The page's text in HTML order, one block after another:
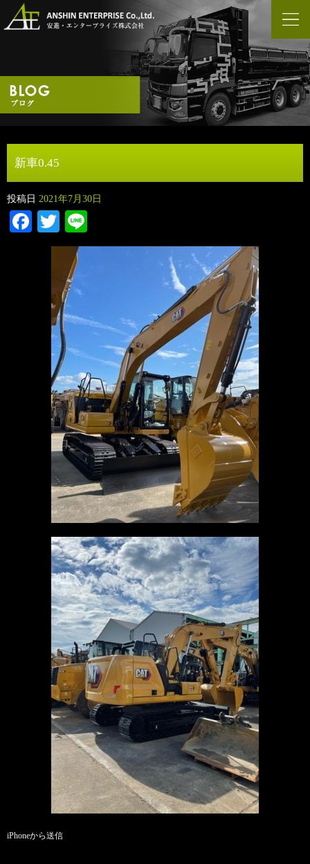
新車0.45
投稿日 2021年7月30日
Facebook
Twitter
iPhoneから送信